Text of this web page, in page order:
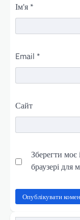
Ім'я *
Email *
Сайт
Зберегти
браузері для